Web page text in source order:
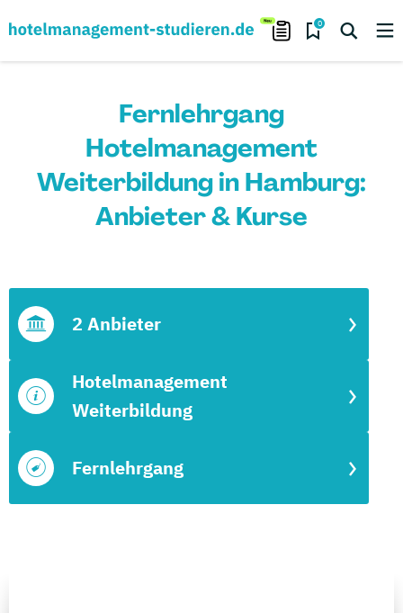
0
Fernlehrgang
Hotelmanagement
Weiterbildung in Hamburg:
Anbieter & Kurse
Fernlehrgang
Hotelmanagement
Weiterbildung
2 Anbieter